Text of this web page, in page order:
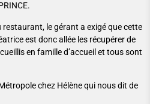
le gérant a exigé que cette
est donc allée les récupérer de
en famille d’accueil et tous sont
chez Hélène qui nous dit de